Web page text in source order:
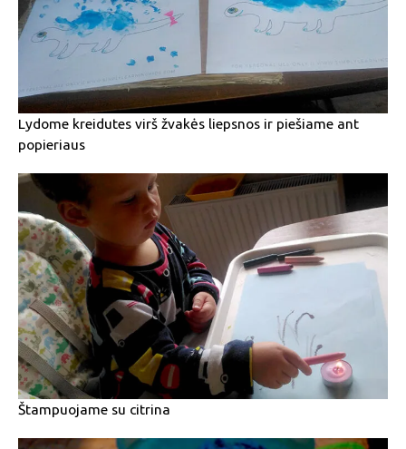
Lydome kreidutes virš žvakės liepsnos ir piešiame ant
popieriaus
Štampuojame su citrina